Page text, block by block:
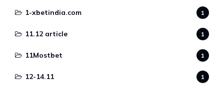
1-xbetindia.com 1
11.12 article 1
11Mostbet 1
12-14.11 1